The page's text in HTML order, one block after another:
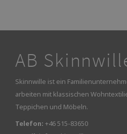
AB
Skinnwille ist ein
arbeiten mit klassischen
Teppichen und Möbeln.
Telefon: +46 515-83650